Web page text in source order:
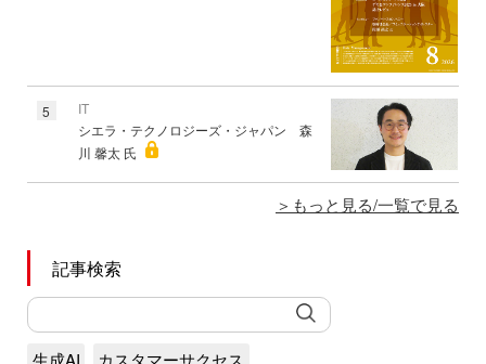
5
IT
シエラ・テクノロジーズ・ジャパン 森
川 馨太 氏
もっと見る/一覧で見る
記事検索
生成AI
カスタマーサクセス